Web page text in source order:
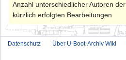
Anzahl unterschiedlicher Autoren der
kürzlich erfolgten Bearbeitungen
Datenschutz Über U-Boot-Archiv Wiki